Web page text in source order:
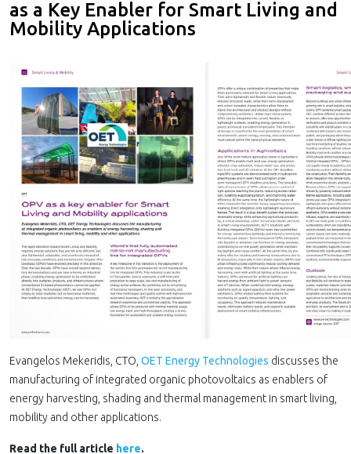
as a Key Enabler for Smart Living and
Mobility Applications
Evangelos Mekeridis, CTO, OET Energy Technologies discusses the
manufacturing of integrated organic photovoltaics as enablers of
energy harvesting, shading and thermal management in smart living,
mobility and other applications.
Read the full article here.